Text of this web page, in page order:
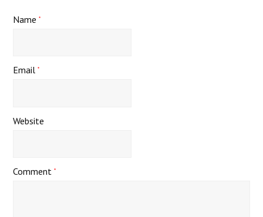
Name*
Email*
Website
Comment*